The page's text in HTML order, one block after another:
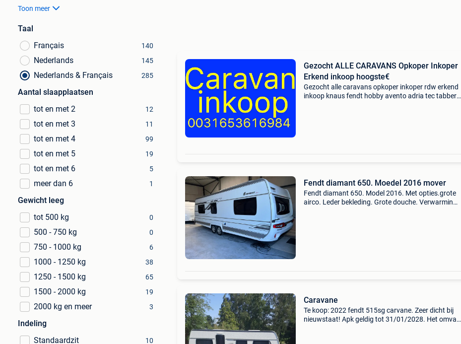
Toon meer
Taal
Français
140
Nederlands 145
Nederlands & Français 285
Aantal slaapplaatsen
tot en met 2
12
tot en met 3 11
tot en met 4 99
tot en met 5 19
tot en met 6 5
meer dan 6 1
Gewicht leeg
tot 500 kg
0
500 - 750 kg 0
750 - 1000 kg 6
1000 - 1250 kg 38
1250 - 1500 kg 65
1500 - 2000 kg 19
2000 kg en meer 3
Indeling
Standaardzit
10
Gezocht ALLE CARAVANS Opkoper Inkoper
Erkend inkoop hoogste€
Gezocht alle caravans opkoper inkoper rdw erkend
inkoop knaus fendt hobby avento adria tec tabbert
Fendt diamant 650. Moedel 2016 mover
Fendt diamant 650. Model 2016. Met opties.grote
airco. Leder bekleding. Grote douche. Verwarming
Caravane
Te koop: 2022 fendt 515sg carvane. Zeer dicht bij
nieuwstaat! Apk geldig tot 31/01/2028. Het omvat: